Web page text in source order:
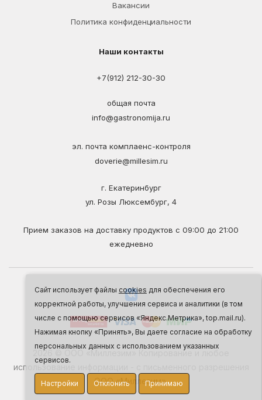
Сайт использует файлы cookies для обеспечения его
корректной работы, улучшения сервиса и аналитики (в том
числе с помощью сервисов «Яндекс.Метрика», top.mail.ru).
Нажимая кнопку «Принять», Вы даете согласие на обработку
персональных данных с использованием указанных
сервисов.
Настройки Отклонить Принимаю
Вакансии
Политика конфиденциальности
Наши контакты
+7(912) 212-30-30
общая почта
info@gastronomija.ru
эл. почта комплаенс-контроля
doverie@millesim.ru
г. Екатеринбург
ул. Розы Люксембург, 4
Прием заказов на доставку продуктов с 09:00 до 21:00
ежедневно
2026 © ООО «Миллезим» Копирование и любое
использование информации - с письменного разрешения
ООО «Миллезим».